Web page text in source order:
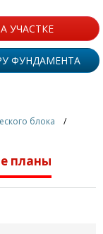
УЧАСТКЕ
ФУНДАМЕНТА
блока
планы